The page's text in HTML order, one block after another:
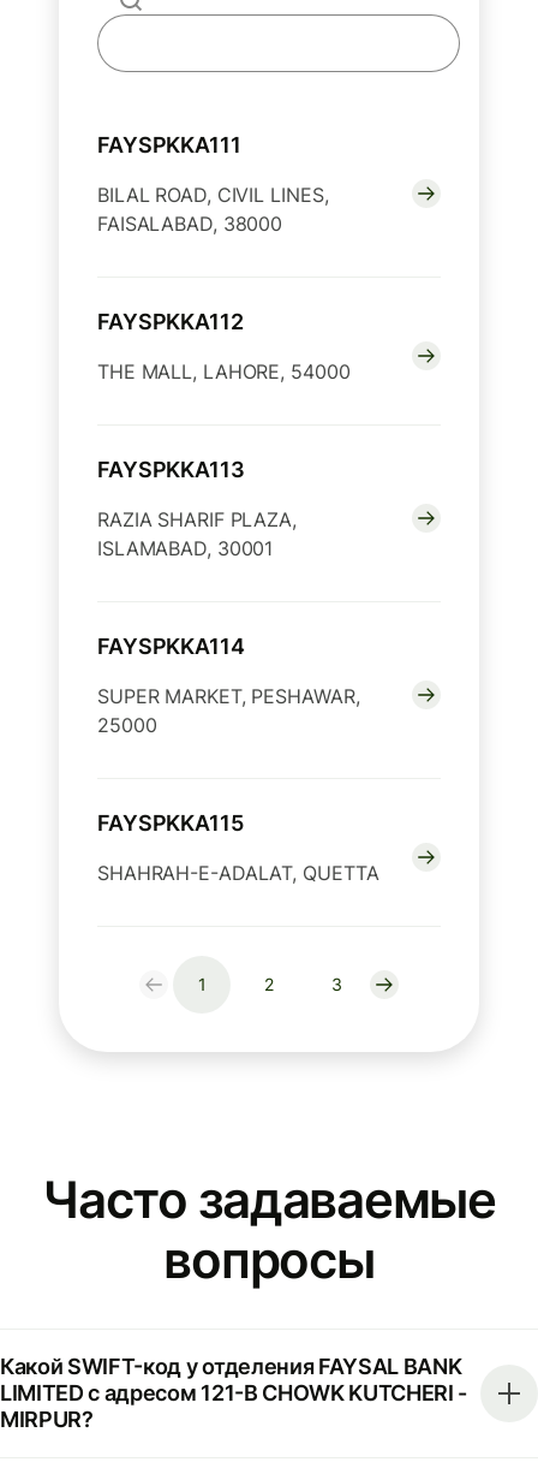
FAYSPKKA111
BILAL ROAD, CIVIL LINES,
FAISALABAD, 38000
FAYSPKKA112
THE MALL, LAHORE, 54000
FAYSPKKA113
RAZIA SHARIF PLAZA,
ISLAMABAD, 30001
FAYSPKKA114
SUPER MARKET, PESHAWAR,
25000
FAYSPKKA115
SHAHRAH-E-ADALAT, QUETTA
1 2 3
Часто задаваемые
вопросы
Какой SWIFT-код у отделения FAYSAL BANK
LIMITED с адресом 121-B CHOWK KUTCHERI -
MIRPUR?